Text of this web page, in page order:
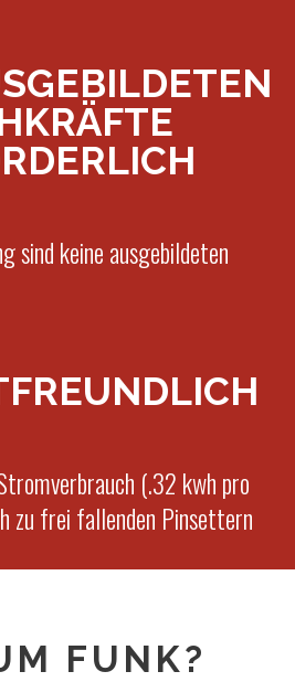
sind keine ausgebildeten
(.32 kwh pro
zu frei fallenden Pinsettern
FUNK?